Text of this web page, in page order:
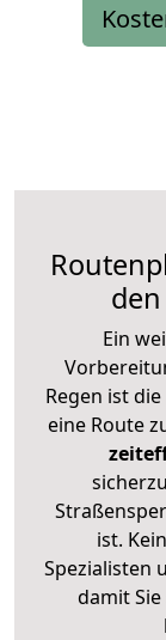
Ein
Regen ist die
eine Route
ist.
Spezialisten
damit